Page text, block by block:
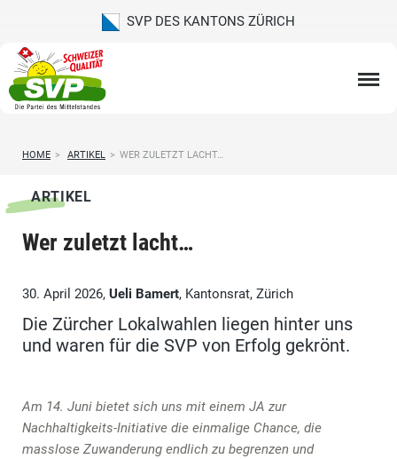
SVP DES KANTONS ZÜRICH
HOME > ARTIKEL > WER ZULETZT LACHT…
ARTIKEL
Wer zuletzt lacht…
30. April 2026, Ueli Bamert, Kantonsrat, Zürich
Die Zürcher Lokalwahlen liegen hinter uns
und waren für die SVP von Erfolg gekrönt.
Am 14. Juni bietet sich uns mit einem JA zur
Nachhaltigkeits-Initiative die einmalige Chance, die
masslose Zuwanderung endlich zu begrenzen und